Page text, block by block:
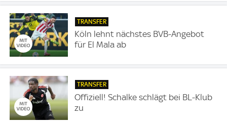
TRANSFER
Köln lehnt nächstes BVB-Angebot
für El Mala ab
TRANSFER
Offiziell! Schalke schlägt bei BL-Klub
zu